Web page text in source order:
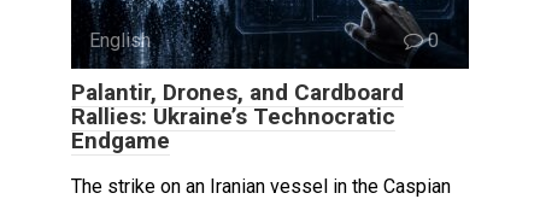
English 0
Palantir, Drones, and Cardboard
Rallies: Ukraine’s Technocratic
Endgame
The strike on an Iranian vessel in the Caspian